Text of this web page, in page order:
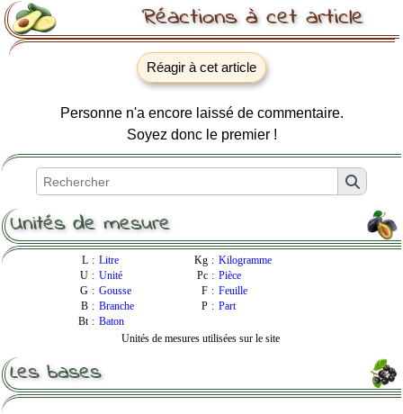
Unités de mesure
L : Litre Kg : Kilogramme
U : Unité Pc : Pièce
G : Gousse F : Feuille
B : Branche P : Part
Bt : Baton
Unités de mesures utilisées sur le site
Les bases
Réactions à cet article
Réagir à cet article
Personne n'a encore laissé de commentaire.
Soyez donc le premier !